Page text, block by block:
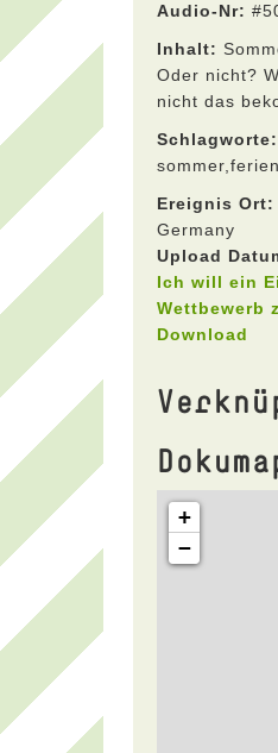
Audio-Nr:
Inhalt:
Oder nicht?
nicht das
Schlagworte:
Ereignis Ort:
Germany
Upload
Ich will ein
Wettbewerb
Download